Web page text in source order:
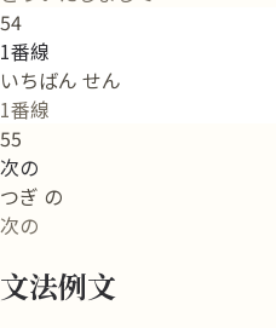
54
1番線
いちばん せん
1番線
55
次の
つぎ の
次の
文法例文